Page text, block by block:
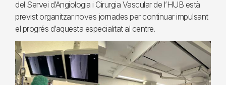
del Servei d’Angiologia i Cirurgia Vascular de l’HUB està
previst organitzar noves jornades per continuar impulsant
el progrés d’aquesta especialitat al centre.